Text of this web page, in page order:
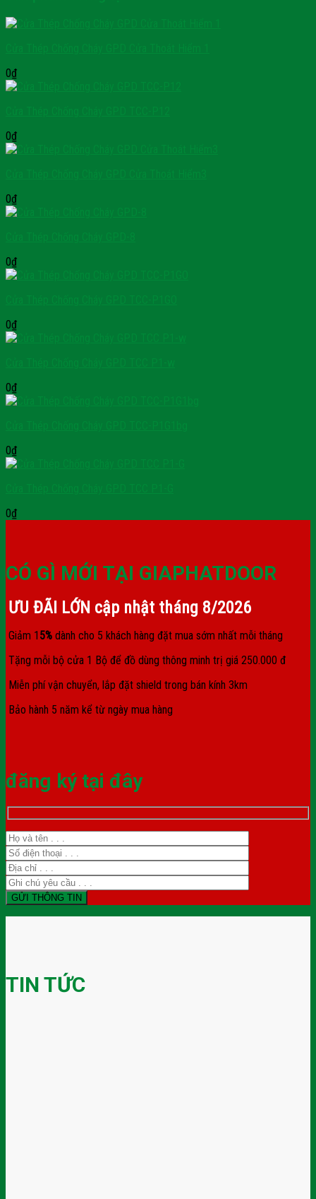
0₫
0₫
0₫
0₫
0₫
0₫
0₫
0₫
CÓ GÌ MỚI TẠI GIAPHATDOOR
ƯU ĐÃI LỚN cập nhật tháng 8/2026
Giảm 1 5% dành cho 5 khách hàng đặt mua sớm nhất mỗi tháng
Tặng mỗi bộ cửa 1 Bộ để đồ dùng thông minh trị giá 250.000 đ
Miễn phí vận chuyển, lắp đặt shield trong bán kính 3km
Bảo hành 5 năm kể từ ngày mua hàng
đăng ký tại đây
TIN TỨC